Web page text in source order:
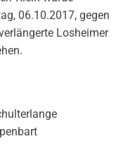
06.10.2017, gegen
Losheimer